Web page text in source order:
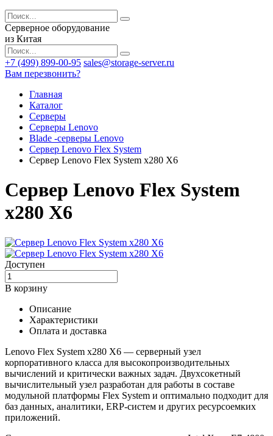
Серверное оборудование
из Китая
+7 (499) 899-00-95 sales@storage-server.ru
Вам перезвонить?
Главная
Каталог
Серверы
Серверы Lenovo
Blade -серверы Lenovo
Сервер Lenovo Flex System
Сервер Lenovo Flex System x280 X6
Сервер Lenovo Flex System
x280 X6
Доступен
В корзину
Описание
Характеристики
Оплата и доставка
Lenovo Flex System x280 X6 — серверный узел
корпоративного класса для высокопроизводительных
вычислений и критически важных задач. Двухсокетный
вычислительный узел разработан для работы в составе
модульной платформы Flex System и оптимально подходит для
баз данных, аналитики, ERP-систем и других ресурсоемких
приложений.